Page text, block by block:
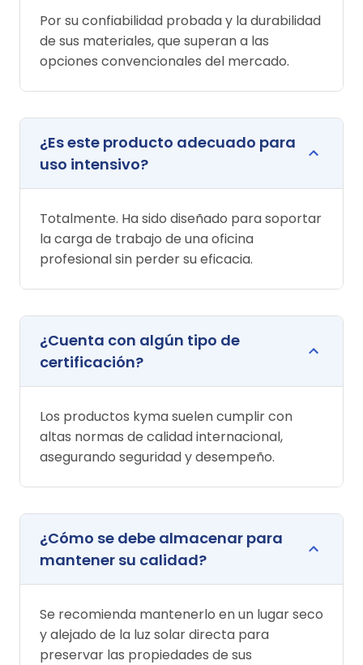
Por su confiabilidad probada y la durabilidad
de sus materiales, que superan a las
opciones convencionales del mercado.
¿Es este producto adecuado para
uso intensivo?
Totalmente. Ha sido diseñado para soportar
la carga de trabajo de una oficina
profesional sin perder su eficacia.
¿Cuenta con algún tipo de
certificación?
Los productos kyma suelen cumplir con
altas normas de calidad internacional,
asegurando seguridad y desempeño.
¿Cómo se debe almacenar para
mantener su calidad?
Se recomienda mantenerlo en un lugar seco
y alejado de la luz solar directa para
preservar las propiedades de sus